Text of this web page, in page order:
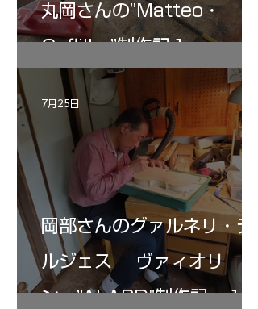
丸岡さんの”Matteo・
Gofliller”制作記１
岡部さんのグァルネリ・デ
ルジェス ヴァィオリ
ン ”ALARD"制作記 １2
7月25日